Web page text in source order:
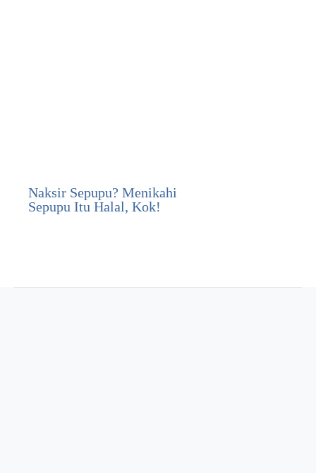
Naksir Sepupu? Menikahi
Sepupu Itu Halal, Kok!